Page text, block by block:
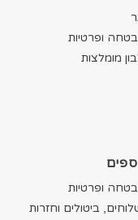
ופרטיות
מומלצות
ופרטיות
ביטולים וחזרות